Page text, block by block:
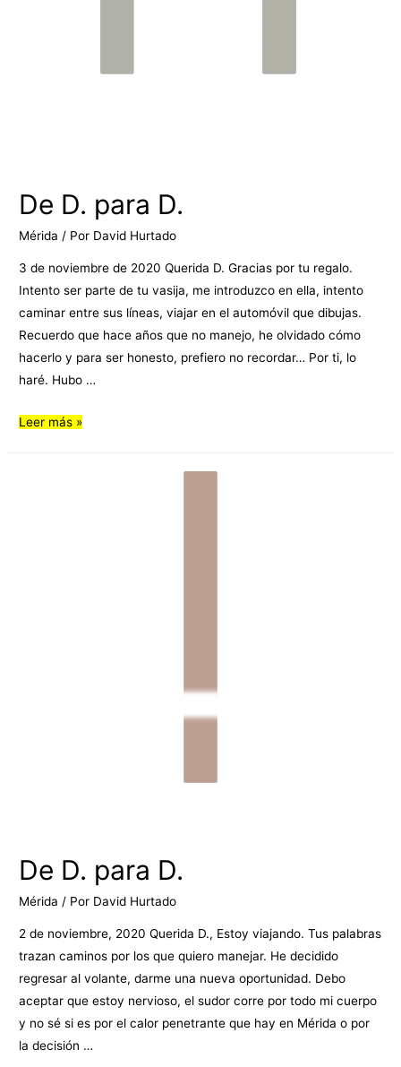
De D. para D.
Mérida / Por David Hurtado
3 de noviembre de 2020 Querida D. Gracias por tu regalo.
Intento ser parte de tu vasija, me introduzco en ella, intento
caminar entre sus líneas, viajar en el automóvil que dibujas.
Recuerdo que hace años que no manejo, he olvidado cómo
hacerlo y para ser honesto, prefiero no recordar… Por ti, lo
haré. Hubo …
Leer más »
De D. para D.
Mérida / Por David Hurtado
2 de noviembre, 2020 Querida D., Estoy viajando. Tus palabras
trazan caminos por los que quiero manejar. He decidido
regresar al volante, darme una nueva oportunidad. Debo
aceptar que estoy nervioso, el sudor corre por todo mi cuerpo
y no sé si es por el calor penetrante que hay en Mérida o por
la decisión …